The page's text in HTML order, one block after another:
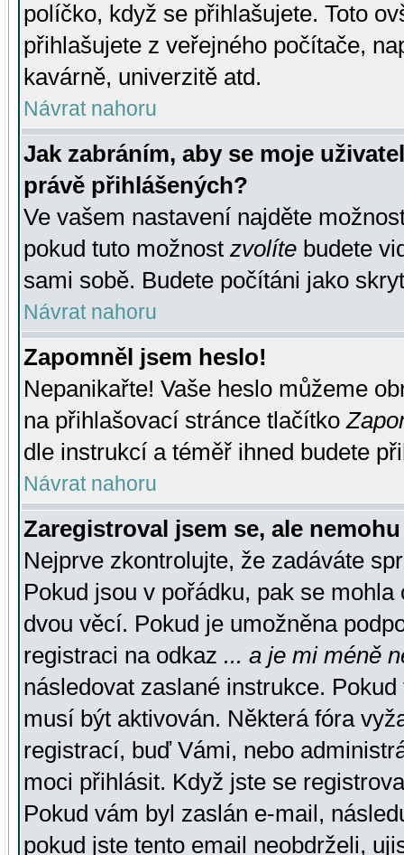
políčko, když se přihlašujete. Toto
přihlašujete z veřejného počítače,
kavárně, univerzitě atd.
Návrat nahoru
Jak zabráním, aby se moje
právě přihlášených?
Ve vašem nastavení najděte
pokud tuto možnost zvolíte budete
sami sobě. Budete počítáni jako
Návrat nahoru
Zapomněl jsem heslo!
Nepanikařte! Vaše heslo můžeme
na přihlašovací stránce tlačítko
dle instrukcí a téměř ihned budete
Návrat nahoru
Zaregistroval jsem se, ale
Nejprve zkontrolujte, že zadáváte
Pokud jsou v pořádku, pak se
dvou věcí. Pokud je umožněna
registraci na odkaz ... a je mi méně
následovat zaslané instrukce.
musí být aktivován. Některá fóra
registrací, buď Vámi, nebo
moci přihlásit. Když jste se
Pokud vám byl zaslán e-mail,
pokud jste tento email neobdrželi,